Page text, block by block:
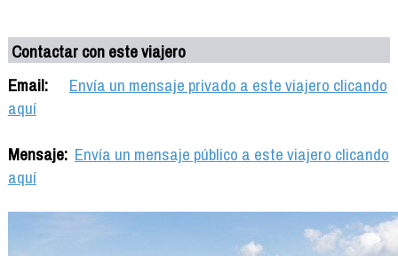
Contactar con este viajero
Email:
Envía un mensaje privado a este viajero clicando
aquí
Mensaje: Envía un mensaje público a este viajero clicando
aquí